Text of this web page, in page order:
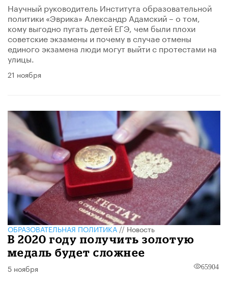
Научный руководитель Института образовательной
политики «Эврика» Александр Адамский – о том,
кому выгодно пугать детей ЕГЭ, чем были плохи
советские экзамены и почему в случае отмены
единого экзамена люди могут выйти с протестами на
улицы.
21 ноября
ОБРАЗОВАТЕЛЬНАЯ ПОЛИТИКА//Новость
В 2020 году получить золотую
медаль будет сложнее
5 ноября 65904